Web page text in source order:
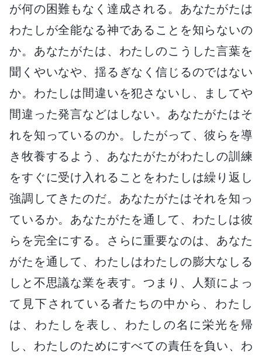
が何の困難もなく達成される。あなたがたは
わたしが全能なる神であることを知らないの
か。あなたがたは、わたしのこうした言葉を
聞くやいなや、揺るぎなく信じるのではない
か。わたしは間違いを犯さないし、ましてや
間違った発言などはしない。あなたがたはそ
れを知っているのか。したがって、彼らを導
き牧養するよう、あなたがたがわたしの訓練
をすぐに受け入れることをわたしは繰り返し
強調してきたのだ。あなたがたはそれを知っ
ているか。あなたがたを通して、わたしは彼
らを完全にする。さらに重要なのは、あなた
がたを通して、わたしはわたしの膨大なしる
しと不思議な業を表す。つまり、人類によっ
て見下されている者たちの中から、わたし
は、わたしを表し、わたしの名に栄光を帰
し、わたしのためにすべての責任を負い、わ